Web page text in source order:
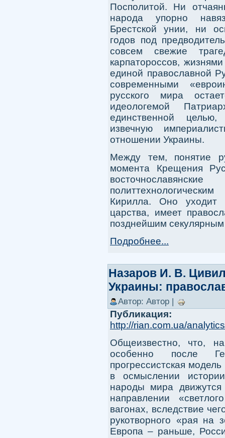
Посполитой. Ни
народа упорно
Брестской унии, ни
годов под
совсем свежие
карпатороссов,
единой православной
современными
русского мира
идеологемой
единственной
извечную
отношении Украины.
Между тем, понятие
момента Крещения
Кирилла. Оно уходит
царства, имеет
позднейшим секулярным
Подробнее...
Назаров И. В.
Украины:
Автор: Автор |
Публикация:
http://rian.com.ua/
Общеизвестно, что,
особенно после
прогрессистская
в осмыслении
народы мира
направлении
вагонах, вследствие
рукотворного «рая
Европа – раньше,